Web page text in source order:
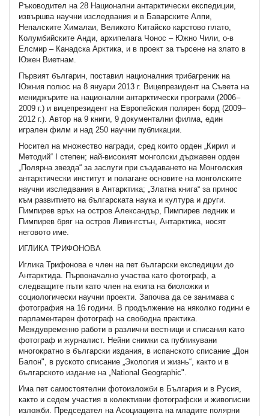
Ръководител на 28 Национални антарктически експедиции,
извършва научни изследвания и в Баварските Алпи,
Непалските Хималаи, Великото Китайско карстово плато,
Колумбийските Анди, архипелага Чонос – Южно Чили, о-в
Елсмир – Канадска Арктика, и в проект за търсене на злато в
Южен Виетнам.
Първият българин, поставил националния трибагреник на
Южния полюс на 8 януари 2013 г. Вицепрезидент на Съвета на
мениджърите на национални антарктически програми (2006–
2009 г.) и вицепрезидент на Европейския полярен борд (2009–
2012 г.). Автор на 9 книги, 9 документални филма, един
игрален филм и над 250 научни публикации.
Носител на множество награди, сред които орден „Кирил и
Методий“ I степен; най-високият монголски държавен орден
„Полярна звезда“ за заслуги при създаването на Монголския
антарктически институт и полагане основите на монголските
научни изследвания в Антарктика; „Златна книга“ за принос
към развитието на българската наука и култура и други.
Пимпирев връх на остров Александър, Пимпирев ледник и
Пимпирев бряг на остров Ливингстън, Антарктика, носят
неговото име.
ИГЛИКА ТРИФОНОВА
Иглика Трифонова е член на пет български експедиции до
Антарктида. Първоначално участва като фотограф, а
следващите пъти като член на екипа на биоложки и
социологически научни проекти. Започва да се занимава с
фотография на 16 години. В продължение на няколко години е
парламентарен фотограф на свободна практика.
Междувременно работи в различни вестници и списания като
фотограф и журналист. Нейни снимки са публикувани
многократно в български издания, в испанското списание „Дон
Балон", в руското списание „Экология и жизнь“, както и в
българското издание на „National Geographic".
Има пет самостоятелни фотоизложби в България и в Русия,
както и седем участия в колективни фотографски и живописни
изложби. Председател на Асоциацията на младите полярни